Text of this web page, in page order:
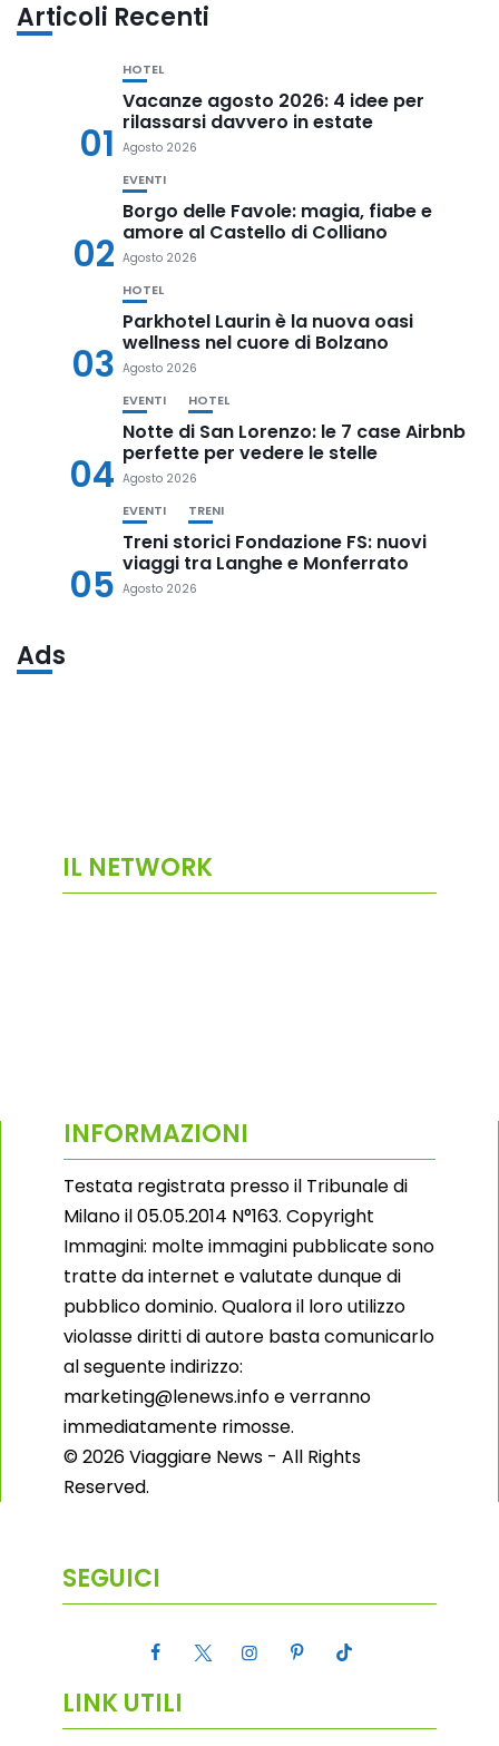
Articoli Recenti
01
HOTEL
Vacanze agosto 2026: 4 idee per
rilassarsi davvero in estate
Agosto 2026
02
EVENTI
Borgo delle Favole: magia, fiabe e
amore al Castello di Colliano
Agosto 2026
03
HOTEL
Parkhotel Laurin è la nuova oasi
wellness nel cuore di Bolzano
Agosto 2026
04
EVENTI HOTEL
Notte di San Lorenzo: le 7 case Airbnb
perfette per vedere le stelle
Agosto 2026
05
EVENTI TRENI
Treni storici Fondazione FS: nuovi
viaggi tra Langhe e Monferrato
Agosto 2026
Ads
IL NETWORK
INFORMAZIONI
Testata registrata presso il Tribunale di
Milano il 05.05.2014 N°163. Copyright
Immagini: molte immagini pubblicate sono
tratte da internet e valutate dunque di
pubblico dominio. Qualora il loro utilizzo
violasse diritti di autore basta comunicarlo
al seguente indirizzo:
marketing@lenews.info e verranno
immediatamente rimosse.
© 2026 Viaggiare News - All Rights
Reserved.
SEGUICI
LINK UTILI